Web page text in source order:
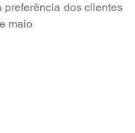
preferência dos clientes
maio